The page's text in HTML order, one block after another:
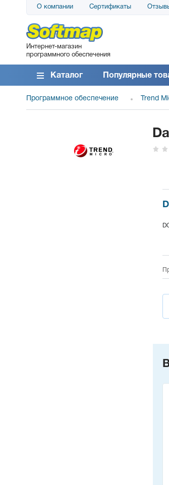
О компании Сертификаты
Интернет-магазин
программного обеспечения
АО «АТС» благодарит компанию SoftMap за
поставку программного обеспечения SolarWinds
DameWare...
Читать все отзывы
Каталог Популярные
Программное обеспечение Trend